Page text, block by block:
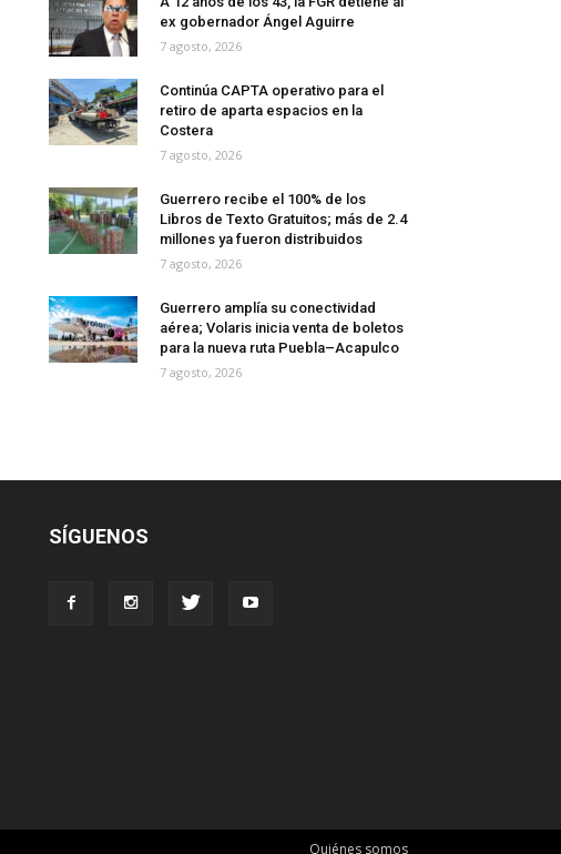
ex gobernador Ángel Aguirre
7 agosto, 2026
Continúa CAPTA operativo para el
retiro de aparta espacios en la
Costera
7 agosto, 2026
Guerrero recibe el 100% de los
Libros de Texto Gratuitos; más de 2.4
millones ya fueron distribuidos
7 agosto, 2026
Guerrero amplía su conectividad
aérea; Volaris inicia venta de boletos
para la nueva ruta Puebla–Acapulco
7 agosto, 2026
SÍGUENOS
Quiénes somos